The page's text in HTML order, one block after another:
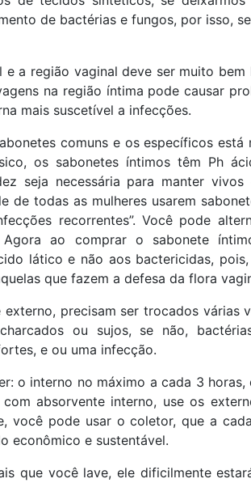
de bactérias e fungos, por isso,
e a região vaginal deve ser muito
na região íntima pode causar
mais suscetível a infecções.
comuns e os específicos está
os sabonetes íntimos têm Ph
seja necessária para manter
de todas as mulheres usarem
recorrentes”. Você pode
ao comprar o sabonete
lático e não aos bactericidas,
que fazem a defesa da flora
precisam ser trocados várias
ou sujos, se não,
e ou uma infecção.
o interno no máximo a cada 3
absorvente interno, use os
você pode usar o coletor, que a
econômico e sustentável.
que você lave, ele dificilmente